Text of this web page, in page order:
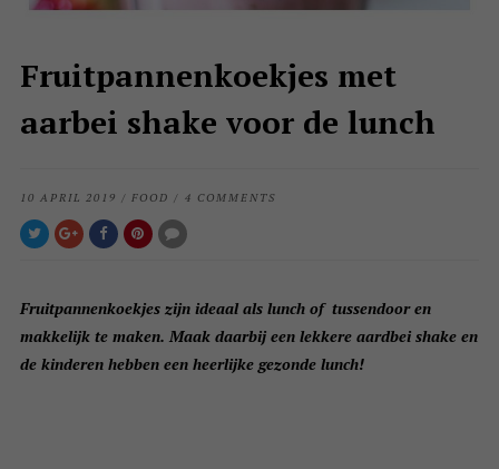
Fruitpannenkoekjes met
aarbei shake voor de lunch
10 APRIL 2019 / FOOD / 4 COMMENTS
Fruitpannenkoekjes zijn ideaal als lunch of tussendoor en
makkelijk te maken. Maak daarbij een lekkere aardbei shake en
de kinderen hebben een heerlijke gezonde lunch!